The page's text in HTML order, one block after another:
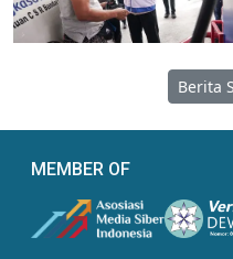
Berita
MEMBER OF